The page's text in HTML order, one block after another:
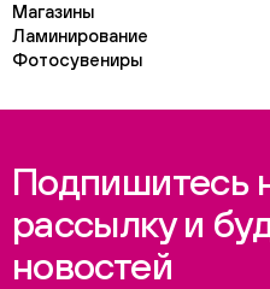
Магазины
Ламинирование
Фотосувениры
Подпишитесь
рассылку и
новостей